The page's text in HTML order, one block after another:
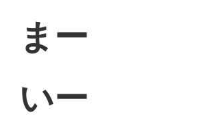
まー
いー